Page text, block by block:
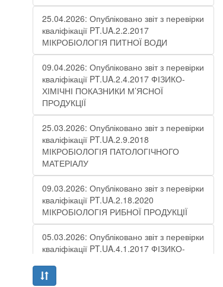
25.04.2026: Опубліковано звіт з перевірки
кваліфікації PT.UA.2.2.2017
МІКРОБІОЛОГІЯ ПИТНОЇ ВОДИ
09.04.2026: Опубліковано звіт з перевірки
кваліфікації PT.UA.2.4.2017 ФІЗИКО-
ХІМІЧНІ ПОКАЗНИКИ М’ЯСНОЇ
ПРОДУКЦІЇ
25.03.2026: Опубліковано звіт з перевірки
кваліфікації PT.UA.2.9.2018
МІКРОБІОЛОГІЯ ПАТОЛОГІЧНОГО
МАТЕРІАЛУ
09.03.2026: Опубліковано звіт з перевірки
кваліфікації PT.UA.2.18.2020
МІКРОБІОЛОГІЯ РИБНОЇ ПРОДУКЦІЇ
05.03.2026: Опубліковано звіт з перевірки
кваліфікації PT.UA.4.1.2017 ФІЗИКО-
РАУНД 10